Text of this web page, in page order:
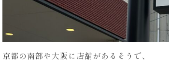
京都の南部や大阪に店舗があるそうで、